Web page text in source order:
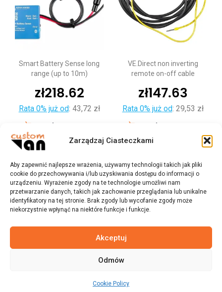
Zarządzaj Ciasteczkami
Aby zapewnić najlepsze wrażenia, używamy technologii takich jak pliki
cookie do przechowywania i/lub uzyskiwania dostępu do informacji o
urządzeniu. Wyrażenie zgody na te technologie umożliwi nam
przetwarzanie danych, takich jak zachowanie przeglądania lub unikalne
identyfikatory na tej stronie. Brak zgody lub wycofanie zgody może
niekorzystnie wpłynąć na niektóre funkcje i funkcje.
Akceptuj
Odmów
Cookie Policy
Smart Battery Sense long
range (up to 10m)
zł218.62
Rata 0% już od: 43,72 zł
VE.Direct non inverting
remote on-off cable
zł147.63
Rata 0% już od: 29,53 zł